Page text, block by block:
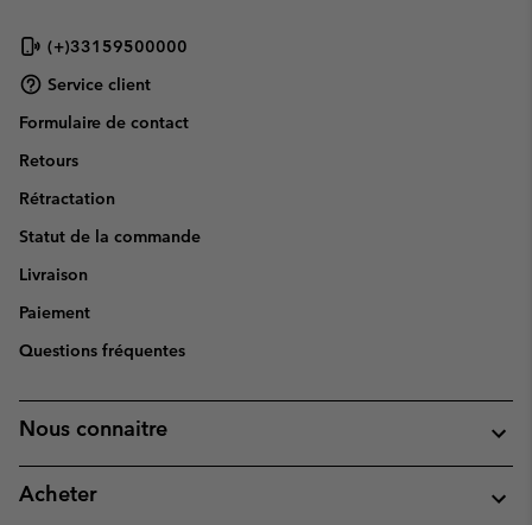
(+)33159500000
Service client
Formulaire de contact
Retours
Rétractation
Statut de la commande
Livraison
Paiement
Questions fréquentes
Nous connaitre
Acheter